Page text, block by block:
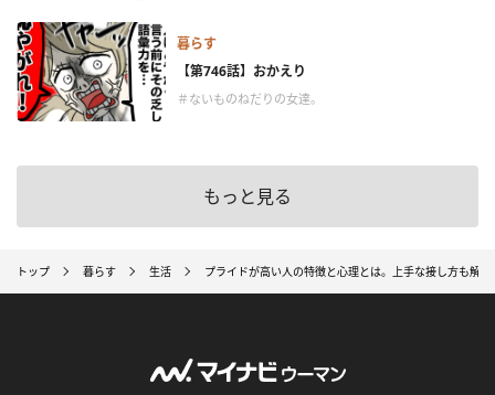
暮らす
【第746話】おかえり
＃ないものねだりの女達。
もっと見る
トップ 暮らす 生活 プライドが高い人の特徴と心理とは。上手な接し方も解説